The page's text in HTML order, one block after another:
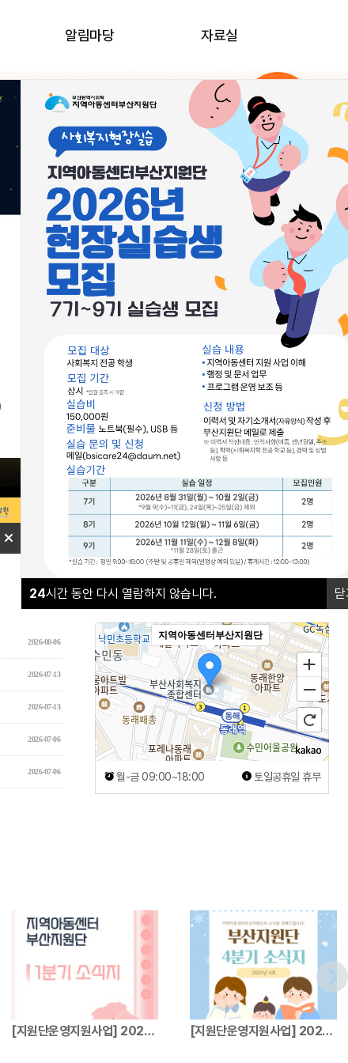
24시간 동안 다시 열람하지 않습니다.
알림마당 자료실
우리동네돌봄지도 교육신청
나답게 크는 아이 야간연장돌봄
더보기+
2026-08-06
2026-07-13
2026-07-13
2026-07-06
2026-07-06
오시는길
지역아동센터부산지원단
월-금 09:00~18:00 토일공휴일 휴무
[지원단운영지원사업] 2026년 지역아동센터… [지원단운영지원사업] 2025년 지역아동센터…